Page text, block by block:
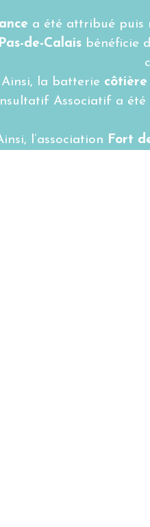
a été attribué puis
Pas-de-Calaisbénéficie
Ainsi, la batterie côtière
Associatif a
l’association Fort